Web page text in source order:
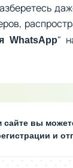
WhatsApp"
вы
и